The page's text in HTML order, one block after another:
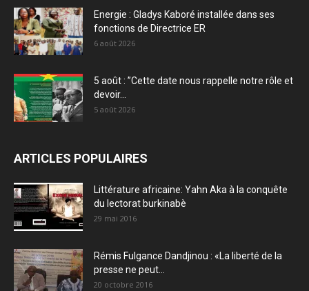
Energie : Gladys Kaboré installée dans ses
fonctions de Directrice ER
6 août 2026
5 août : ”Cette date nous rappelle notre rôle et
devoir...
5 août 2026
ARTICLES POPULAIRES
Littérature africaine: Yahn Aka à la conquête
du lectorat burkinabè
29 mai 2016
Rémis Fulgance Dandjinou : «La liberté de la
presse ne peut...
20 octobre 2016